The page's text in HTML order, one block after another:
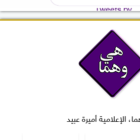
Tweets by
الإعلامية أميرة عبيد